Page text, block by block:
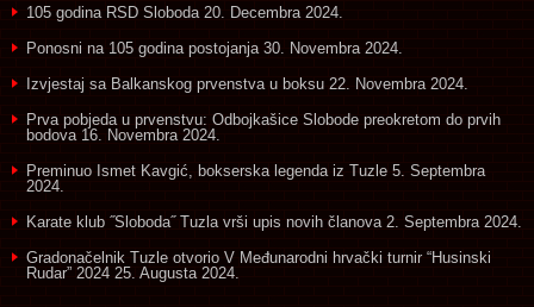
105 godina RSD Sloboda 20. Decembra 2024.
Ponosni na 105 godina postojanja 30. Novembra 2024.
Izvjestaj sa Balkanskog prvenstva u boksu 22. Novembra 2024.
Prva pobjeda u prvenstvu: Odbojkašice Slobode preokretom do prvih
bodova 16. Novembra 2024.
Preminuo Ismet Kavgić, bokserska legenda iz Tuzle 5. Septembra
2024.
Karate klub ˝Sloboda˝ Tuzla vrši upis novih članova 2. Septembra 2024.
Gradonačelnik Tuzle otvorio V Međunarodni hrvački turnir “Husinski
Rudar” 2024 25. Augusta 2024.